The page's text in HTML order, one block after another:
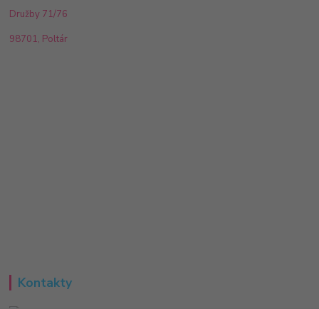
Družby 71/76
98701, Poltár
Kontakty